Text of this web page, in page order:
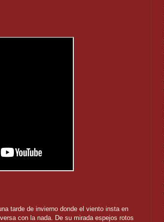
tarde de invierno donde el viento insta en
con la nada. De su mirada espejos rotos